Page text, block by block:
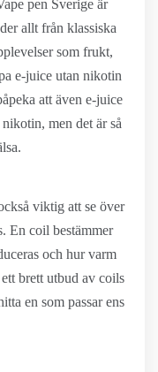
pen Sverige är
allt från klassiska
som frukt,
e-juice utan nikotin
att även e-juice
men det är så
viktig att se över
En coil bestämmer
och hur varm
brett utbud av coils
en som passar ens